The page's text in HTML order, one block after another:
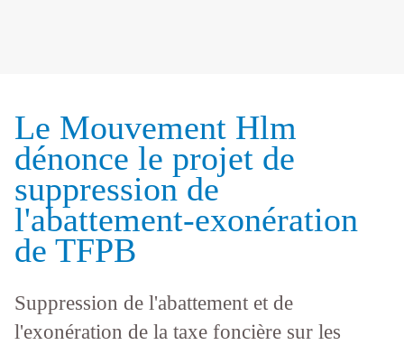
Le Mouvement Hlm
dénonce le projet de
suppression de
l'abattement-exonération
de TFPB
Suppression de l'abattement et de
l'exonération de la taxe foncière sur les